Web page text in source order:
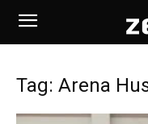
Tag: Arena